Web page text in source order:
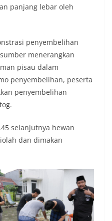
panjang lebar oleh
penyembelihan
menerangkan
pisau dalam
penyembelihan, peserta
penyembelihan
selanjutnya hewan
dan dimakan